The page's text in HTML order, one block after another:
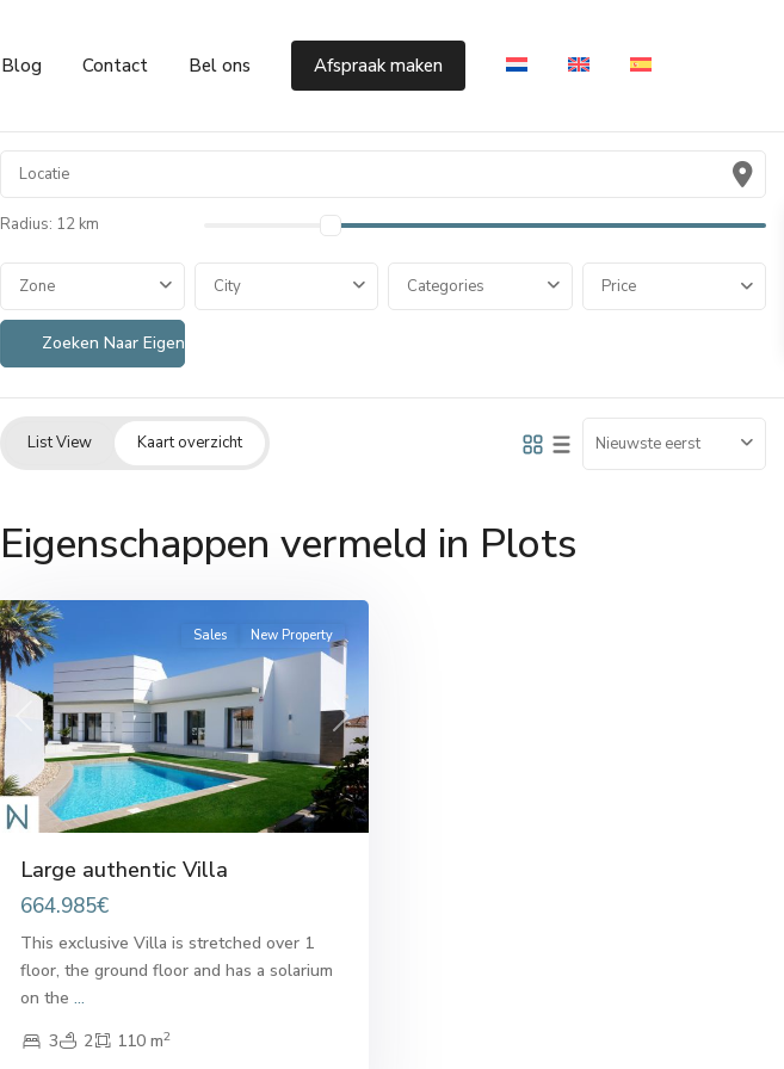
Blog Contact Bel ons Afspraak maken
Radius: 12 km
Zone City Categories Price
List View Kaart overzicht Nieuwste eerst
Eigenschappen vermeld in Plots
Previous Next
Sales New Property
Large authentic Villa
664.985€
This exclusive Villa is stretched over 1
floor, the ground floor and has a solarium
on the ...
3
2 110 m2